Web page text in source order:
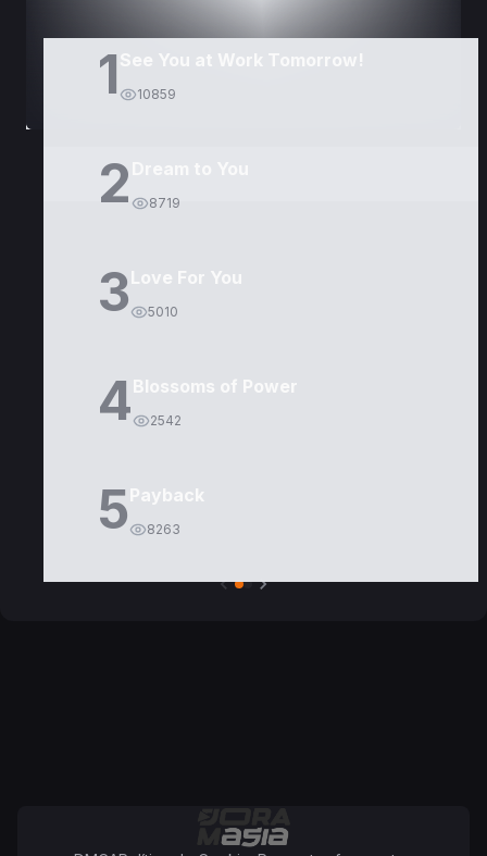
1 See You at Work Tomorrow!
10859
2 8719
3Love For You
5010
4Blossoms of Power
2542
5Payback
8263